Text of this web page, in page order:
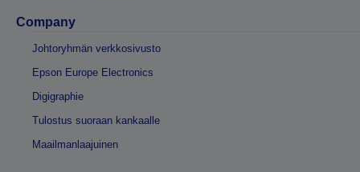
Company
Johtoryhmän verkkosivusto
Epson Europe Electronics
Digigraphie
Tulostus suoraan kankaalle
Maailmanlaajuinen